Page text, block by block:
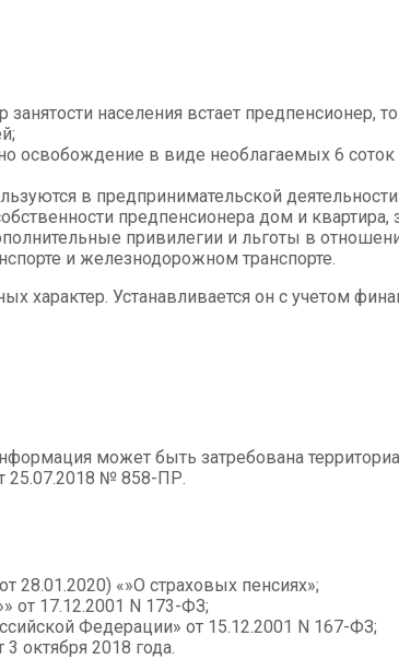
населения встает предпенсионер,
освобождение в виде необлагаемых 6
в предпринимательской
предпенсионера дом и квартира,
привилегии и льготы в
и железнодорожном транспорте.
характер. Устанавливается он с учетом
может быть затребована
25.07.2018 № 858-ПР.
28.01.2020) «»О страховых пенсиях»;
от 17.12.2001 N 173-ФЗ;
Федерации» от 15.12.2001 N 167-ФЗ;
октября 2018 года.